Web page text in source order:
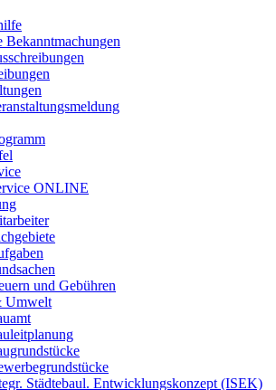
Bekanntmachungen
ONLINE
und Gebühren
Umwelt
Städtebaul. Entwicklungskonzept (ISEK)